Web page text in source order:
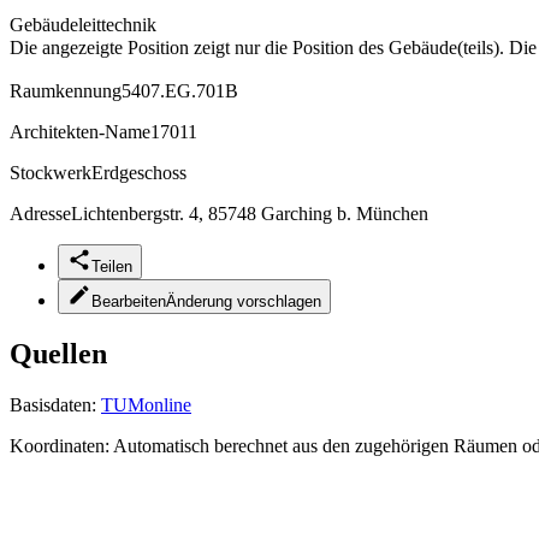
Gebäudeleittechnik
Die angezeigte Position zeigt nur die Position des Gebäude(teils).
Raumkennung5407.EG.701B
Architekten-Name17011
StockwerkErdgeschoss
AdresseLichtenbergstr. 4, 85748 Garching b. München
Teilen
BearbeitenÄnderung vorschlagen
Quellen
Basisdaten: TUMonline
Koordinaten: Automatisch berechnet aus den zugehörigen Räumen